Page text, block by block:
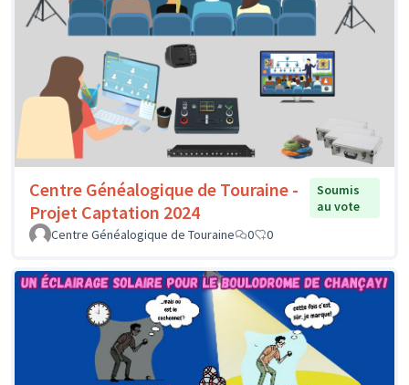
Centre Généalogique de Touraine -
Projet Captation 2024
Soumis
au vote
Centre Généalogique de Touraine
0 0